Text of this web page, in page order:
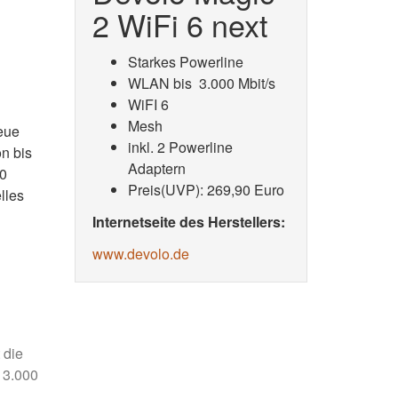
bis
die
2 WiFi 6 next
Starkes Powerline
WLAN bis 3.000 Mbit/s
WiFI 6
Mesh
inkl. 2 Powerline
Adaptern
Preis(UVP): 269,90 Euro
Internetseite des Herstellers:
www.devolo.de